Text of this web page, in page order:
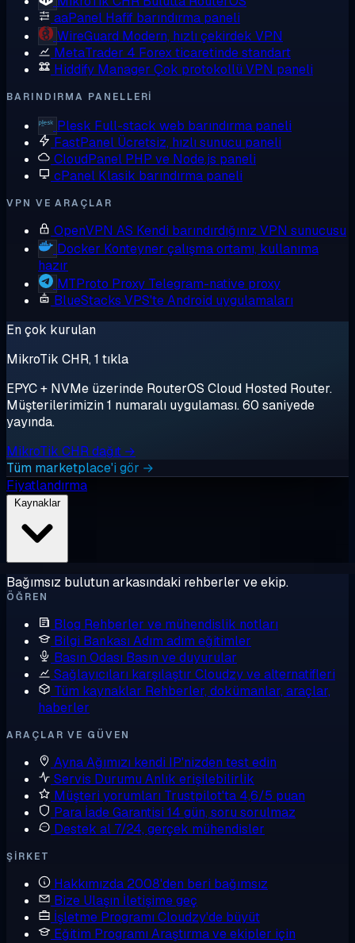
aaPanel Hafif barındırma paneli
WireGuard Modern, hızlı çekirdek VPN
MetaTrader 4 Forex ticaretinde standart
Hiddify Manager Çok protokollü VPN paneli
BARINDIRMA PANELLERI
Plesk Full-stack web barındırma paneli
FastPanel Ücretsiz, hızlı sunucu paneli
CloudPanel PHP ve Node.js paneli
cPanel Klasik barındırma paneli
VPN VE ARAÇLAR
OpenVPN AS Kendi barındırdığınız VPN sunucusu
Docker Konteyner çalışma ortamı, kullanıma
hazır
MTProto Proxy Telegram-native proxy
BlueStacks VPS'te Android uygulamaları
En çok kurulan
MikroTik CHR, 1 tıkla
EPYC + NVMe üzerinde RouterOS Cloud Hosted Router.
Müşterilerimizin 1 numaralı uygulaması. 60 saniyede
yayında.
MikroTik CHR dağıt →
Tüm marketplace'i gör →
Fiyatlandırma
Kaynaklar
Bağımsız bulutun arkasındaki rehberler ve ekip.
ÖĞREN
Blog Rehberler ve mühendislik notları
Bilgi Bankası Adım adım eğitimler
Basın Odası Basın ve duyurular
Sağlayıcıları karşılaştır Cloudzy ve alternatifleri
Tüm kaynaklar Rehberler, dokümanlar, araçlar,
haberler
ARAÇLAR VE GÜVEN
AynaAğımızı kendi IP'nizden test edin
Servis Durumu Anlık erişilebilirlik
Müşteri yorumları Trustpilot'ta 4,6/5 puan
Para İade Garantisi 14 gün, soru sorulmaz
Destek al 7/24, gerçek mühendisler
ŞIRKET
Hakkımızda 2008'den beri bağımsız
Bize Ulaşın İletişime geç
İşletme Programı Cloudzy'de büyüt
Eğitim Programı Araştırma ve ekipler için